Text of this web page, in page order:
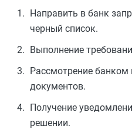
Направить в банк
черный список.
Выполнение
Рассмотрение банком
документов.
Получение
решении.